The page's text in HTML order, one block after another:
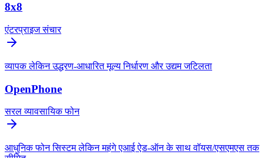
8x8
एंटरप्राइज संचार
व्यापक लेकिन उद्धरण-आधारित मूल्य निर्धारण और उद्यम जटिलता
OpenPhone
सरल व्यावसायिक फोन
आधुनिक फोन सिस्टम लेकिन महंगे एआई ऐड-ऑन के साथ वॉयस/एसएमएस तक